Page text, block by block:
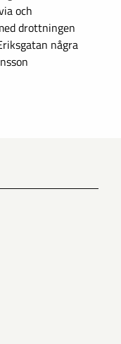
och
drottningen
några